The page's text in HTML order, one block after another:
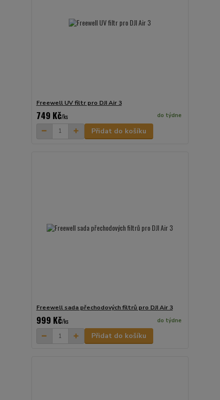
Freewell UV filtr pro DJI Air 3
749 Kč/ks do týdne
Přidat do košíku
Freewell sada přechodových filtrů pro DJI Air 3
999 Kč/ks do týdne
Přidat do košíku